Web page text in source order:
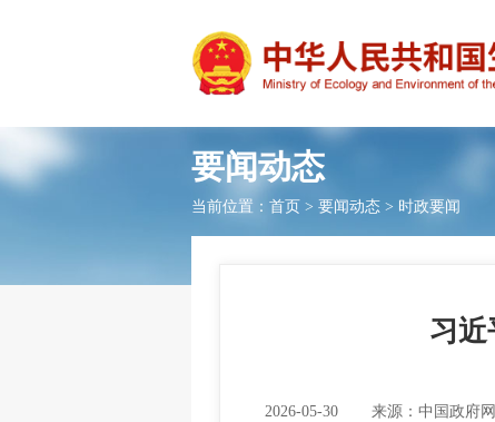
要闻动态
当前位置： 首页 > 要闻动态 > 时政要闻
习近
2026-05-30 来源：中国政府网